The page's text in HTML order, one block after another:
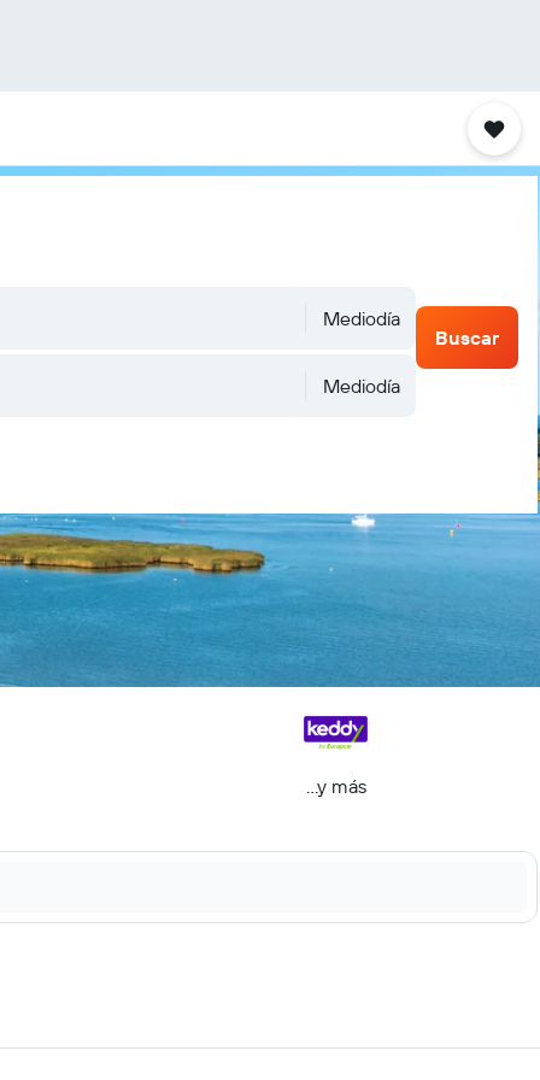
Mediodía
Mediodía
Buscar
...y más